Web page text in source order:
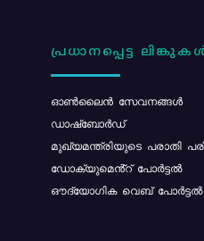
പ്രധാനപ്പെട്ട
ഓൺലൈൻ സേവനങ്ങൾ
ഡാഷ്ബോർഡ്
മുഖ്യമന്ത്രിയുടെ പരാതി
ഡോക്യുമെൻ്റ് പോർട്ടൽ
ഔദ്യോഗിക വെബ് പോർട്ടൽ